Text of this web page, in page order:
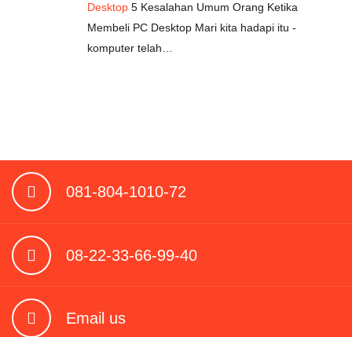
Desktop 5 Kesalahan Umum Orang Ketika
Membeli PC Desktop Mari kita hadapi itu -
komputer telah…
081-804-1010-72
08-22-33-66-99-40
Email us